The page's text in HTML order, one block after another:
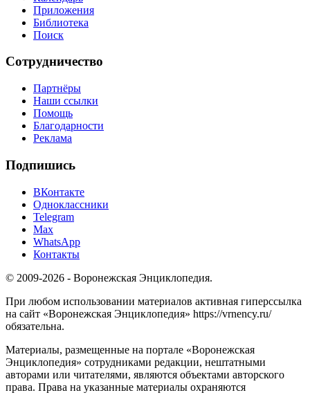
Приложения
Библиотека
Поиск
Сотрудничество
Партнёры
Наши ссылки
Помощь
Благодарности
Реклама
Подпишись
ВКонтакте
Одноклассники
Telegram
Max
WhatsApp
Контакты
© 2009-2026 - Воронежская Энциклопедия.
При любом использовании материалов активная гиперссылка
на сайт «Воронежская Энциклопедия» https://vrnency.ru/
обязательна.
Материалы, размещенные на портале «Воронежская
Энциклопедия» сотрудниками редакции, нештатными
авторами или читателями, являются объектами авторского
права. Права на указанные материалы охраняются